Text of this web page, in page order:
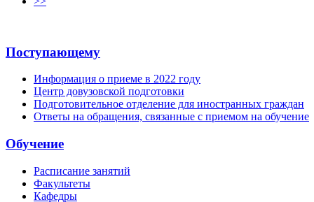
Поступающему
Информация о приеме в 2022 году
Центр довузовской подготовки
Подготовительное отделение для иностранных граждан
Ответы на обращения, связанные с приемом на обучение
Обучение
Расписание занятий
Факультеты
Кафедры